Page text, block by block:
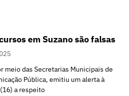
em Suzano são falsas
meio das Secretarias Municipais de
Pública, emitiu um alerta à
a respeito